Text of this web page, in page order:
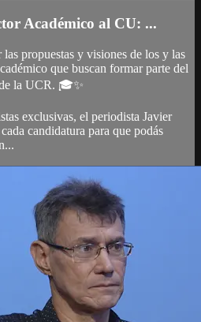
Académico al CU: ...
propuestas y visiones de los y las
que buscan formar parte del
la UCR. 🎓✨
exclusivas, el periodista Javier
candidatura para que podás